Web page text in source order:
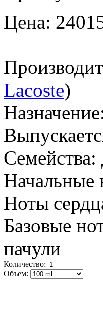
Цена:
Lacoste)
Семейства:
Начальные
Ноты
Базовые
пачули
Количество:
Объем: